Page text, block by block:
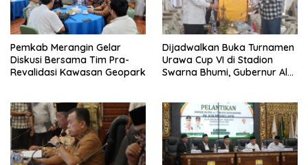
Pemkab Merangin Gelar
Diskusi Bersama Tim Pra-
Revalidasi Kawasan Geopark
Dijadwalkan Buka Turnamen
Urawa Cup VI di Stadion
Swarna Bhumi, Gubernur Al